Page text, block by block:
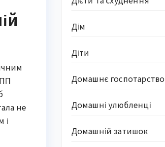
не
і
Дім
Діти
Домашнє госпотарство
Домашні улюбленці
Домашній затишок